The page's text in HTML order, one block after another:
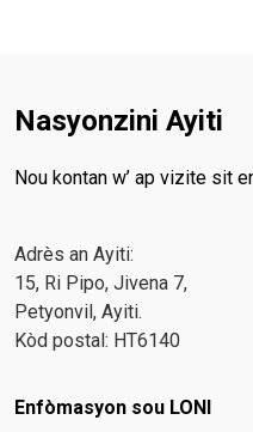
Nasyonzini Ayiti
Nou kontan w’ ap vizite sit
Adrès an Ayiti:
15, Ri Pipo, Jivena 7,
Petyonvil, Ayiti.
Kòd postal: HT6140
Footer menu
Enfòmasyon sou LONI